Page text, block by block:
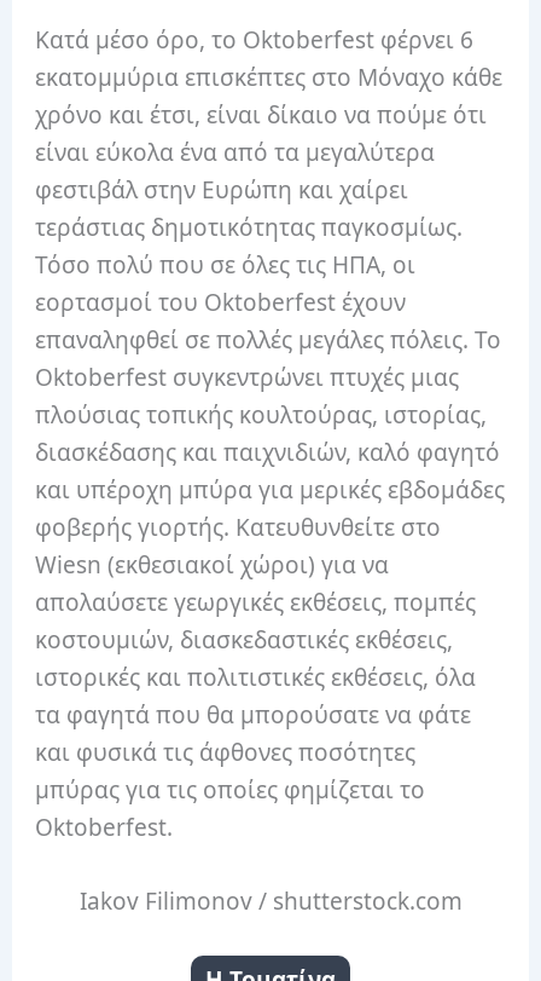
Κατά μέσο όρο, το Oktoberfest φέρνει 6
εκατομμύρια επισκέπτες στο Μόναχο κάθε
χρόνο και έτσι, είναι δίκαιο να πούμε ότι
είναι εύκολα ένα από τα μεγαλύτερα
φεστιβάλ στην Ευρώπη και χαίρει
τεράστιας δημοτικότητας παγκοσμίως.
Τόσο πολύ που σε όλες τις ΗΠΑ, οι
εορτασμοί του Oktoberfest έχουν
επαναληφθεί σε πολλές μεγάλες πόλεις.Το
Oktoberfest συγκεντρώνει πτυχές μιας
πλούσιας τοπικής κουλτούρας, ιστορίας,
διασκέδασης και παιχνιδιών, καλό φαγητό
και υπέροχη μπύρα για μερικές εβδομάδες
φοβερής γιορτής. Κατευθυνθείτε στο
Wiesn (εκθεσιακοί χώροι) για να
απολαύσετε γεωργικές εκθέσεις, πομπές
κοστουμιών, διασκεδαστικές εκθέσεις,
ιστορικές και πολιτιστικές εκθέσεις, όλα
τα φαγητά που θα μπορούσατε να φάτε
και φυσικά τις άφθονες ποσότητες
μπύρας για τις οποίες φημίζεται το
Oktoberfest.
Iakov Filimonov / shutterstock.com